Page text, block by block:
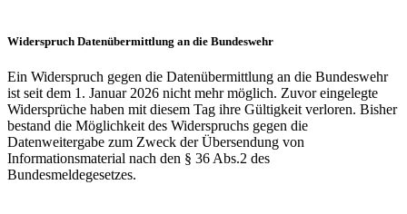
Widerspruch Datenübermittlung an die Bundeswehr
Ein Widerspruch gegen die Datenübermittlung an die Bundeswehr
ist seit dem 1. Januar 2026 nicht mehr möglich. Zuvor eingelegte
Widersprüche haben mit diesem Tag ihre Gültigkeit verloren. Bisher
bestand die Möglichkeit des Widerspruchs gegen die
Datenweitergabe zum Zweck der Übersendung von
Informationsmaterial nach den § 36 Abs.2 des
Bundesmeldegesetzes.